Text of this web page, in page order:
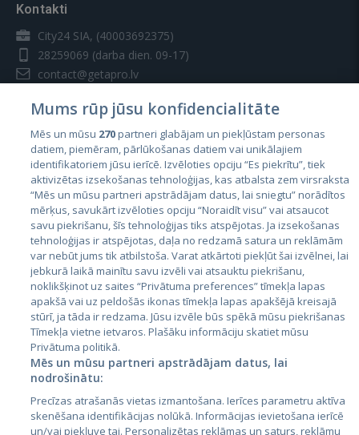
Kontakti
City24 SIA, (40003692375)
28259069 (darba dien. 09-17)
contact@getapro.lv
Valstis
Igaunija
Latvija
Lietuva
City24.lv
City24.ee
CVbankas.lt
Kainos.lt
Mums rūp jūsu konfidencialitāte
Mēs un mūsu 270partneri glabājam un piekļūstam personas
datiem, piemēram, pārlūkošanas datiem vai unikālajiem
identifikatoriem jūsu ierīcē. Izvēloties opciju “Es piekrītu”, tiek
aktivizētas izsekošanas tehnoloģijas, kas atbalsta zem virsraksta
“Mēs un mūsu partneri apstrādājam datus, lai sniegtu” norādītos
mērķus, savukārt izvēloties opciju “Noraidīt visu” vai atsaucot
savu piekrišanu, šīs tehnoloģijas tiks atspējotas. Ja izsekošanas
tehnoloģijas ir atspējotas, daļa no redzamā satura un reklāmām
var nebūt jums tik atbilstoša. Varat atkārtoti piekļūt šai izvēlnei, lai
jebkurā laikā mainītu savu izvēli vai atsauktu piekrišanu,
noklikšķinot uz saites “Privātuma preferences” tīmekļa lapas
apakšā vai uz peldošās ikonas tīmekļa lapas apakšējā kreisajā
stūrī, ja tāda ir redzama. Jūsu izvēle būs spēkā mūsu piekrišanas
Tīmekļa vietne ietvaros. Plašāku informāciju skatiet mūsu
Privātuma politikā.
Mēs un mūsu partneri apstrādājam datus, lai
nodrošinātu:
Precīzas atrašanās vietas izmantošana. Ierīces parametru aktīva
skenēšana identifikācijas nolūkā. Informācijas ievietošana ierīcē
un/vai piekļuve tai. Personalizētas reklāmas un saturs, reklāmu